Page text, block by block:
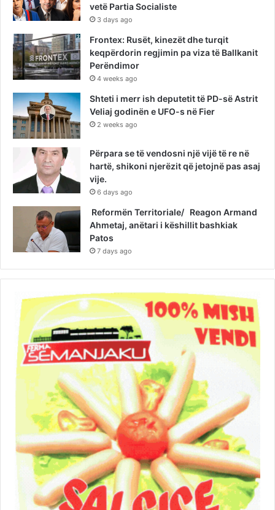
vetë Partia Socialiste
3 days ago
Frontex: Rusët, kinezët dhe turqit
keqpërdorin regjimin pa viza të Ballkanit
Perëndimor
4 weeks ago
Shteti i merr ish deputetit të PD-së Astrit
Veliaj godinën e UFO-s në Fier
2 weeks ago
Përpara se të vendosni një vijë të re në
hartë, shikoni njerëzit që jetojnë pas asaj
vije.
6 days ago
Reformën Territoriale/ Reagon Armand
Ahmetaj, anëtari i këshillit bashkiak
Patos
7 days ago